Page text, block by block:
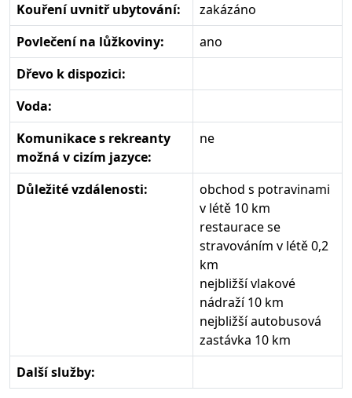
Kouření uvnitř ubytování:
zakázáno
Povlečení na lůžkoviny:
ano
Dřevo k dispozici:
Voda:
Komunikace s rekreanty
možná v cizím jazyce:
ne
Důležité vzdálenosti:
obchod s potravinami
v létě 10 km
restaurace se
stravováním v létě 0,2
km
nejbližší vlakové
nádraží 10 km
nejbližší autobusová
zastávka 10 km
Další služby: